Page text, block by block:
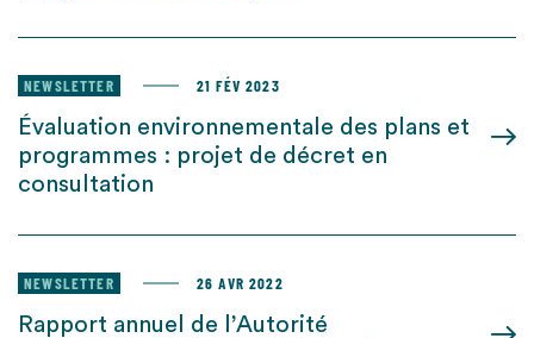
NEWSLETTER 21 FÉV 2023
Évaluation environnementale des plans et
programmes : projet de décret en
consultation
NEWSLETTER 26 AVR 2022
Rapport annuel de l’Autorité